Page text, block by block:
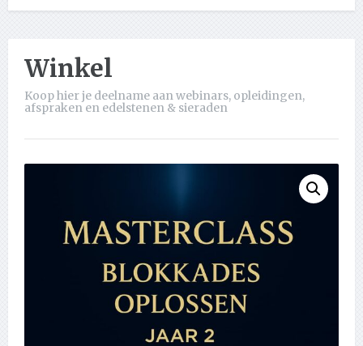
Winkel
Koop hier je deelname aan webinars, opleidingen,
afspraken en edelstenen & sieraden